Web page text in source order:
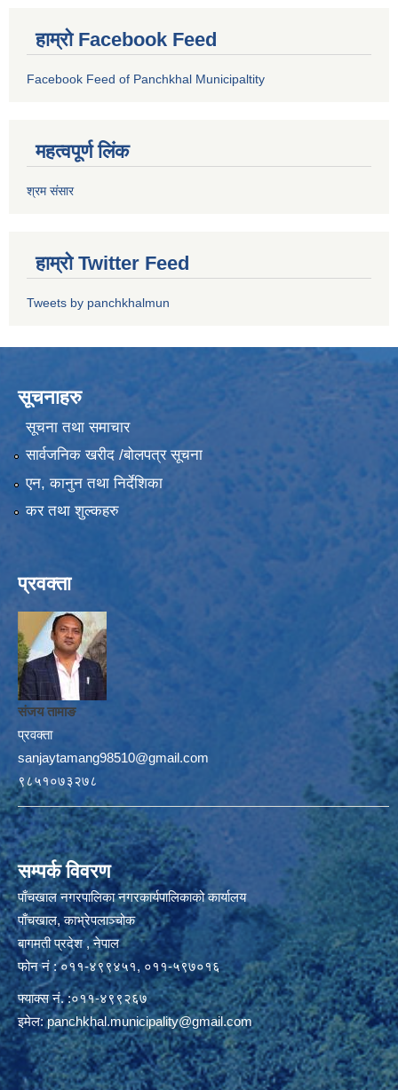
हाम्रो Facebook Feed
Facebook Feed of Panchkhal Municipaltity
महत्वपूर्ण लिंक
श्रम संसार
हाम्रो Twitter Feed
Tweets by panchkhalmun
सूचनाहरु
सूचना तथा समाचार
सार्वजनिक खरीद /बोलपत्र सूचना
एन, कानुन तथा निर्देशिका
कर तथा शुल्कहरु
प्रवक्ता
संजय तामाङ
प्रवक्ता
sanjaytamang98510@gmail.com
९८५१०७३२७८
सम्पर्क विवरण
पाँचखाल नगरपालिका नगरकार्यपालिकाको कार्यालय
पाँचखाल, काभ्रेपलाञ्चोक
बागमती प्रदेश , नेपाल
फोन नं : ०११-४९९४५१, ०११-५९७०१६
फ्याक्स नं. :०११-४९९२६७
इमेल:panchkhal.municipality@gmail.com